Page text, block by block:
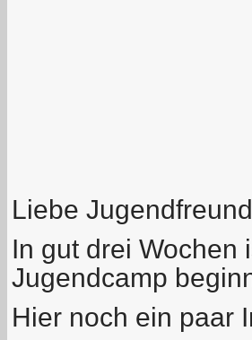
Liebe
In gut drei Wochen
Jugendcamp
Hier noch ein paar